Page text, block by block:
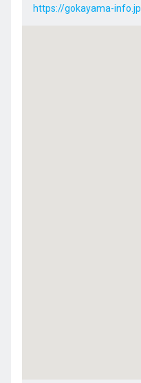
https://gokayama-info.jp